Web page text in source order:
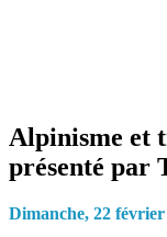
Alpinisme et
présenté par
Dimanche, 22 février